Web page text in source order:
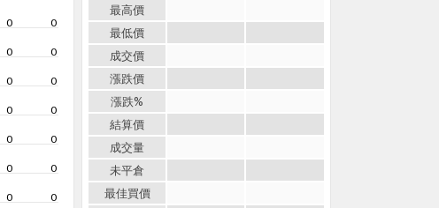
0
0
0
0
0
0
0
0
0
0
0
0
0
0
最高價
最低價
成交價
漲跌價
漲跌%
結算價
成交量
未平倉
最佳買價